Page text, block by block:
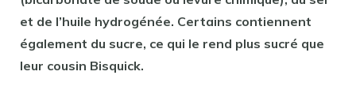
et de l’huile hydrogénée. Certains contiennent
également du sucre, ce qui le rend plus sucré que
leur cousin Bisquick.